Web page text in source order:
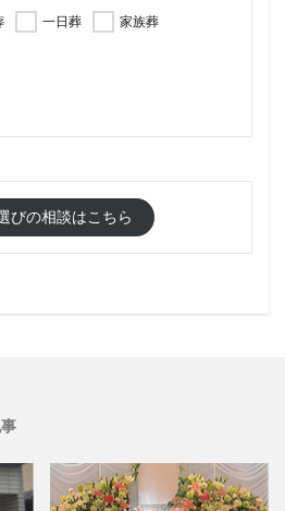
一日葬
家族葬
びの相談はこちら